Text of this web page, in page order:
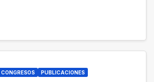
PUBLICACIONES